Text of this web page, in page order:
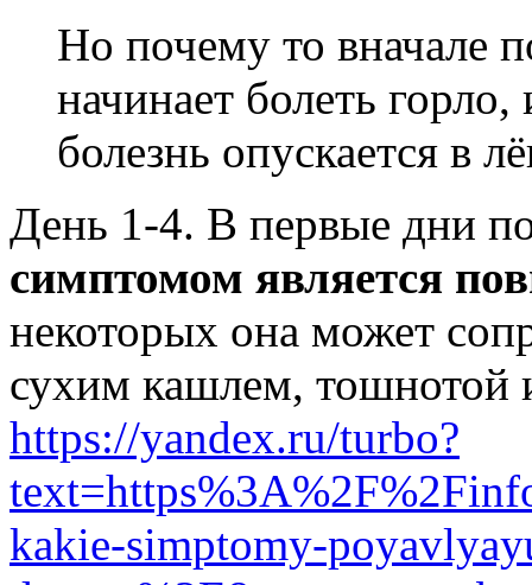
Но почему то вначале
начинает болеть
болезнь опускается в
День 1-4. В первые дни
симптомом является
некоторых она может
сухим кашлем, тошнотой
https://yandex.ru/turbo?
kakie-simptomy-